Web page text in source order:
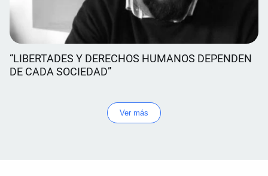
“LIBERTADES Y DERECHOS HUMANOS DEPENDEN
DE CADA SOCIEDAD”
Ver más